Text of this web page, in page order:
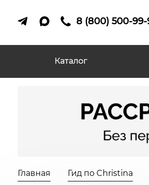
8 (800) 500-99-
Каталог
Главная Гид по Christina